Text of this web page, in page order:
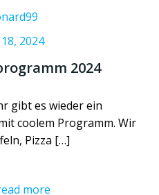
2024
2024
gibt es wieder ein
coolem Programm. Wir
Pizza […]
more